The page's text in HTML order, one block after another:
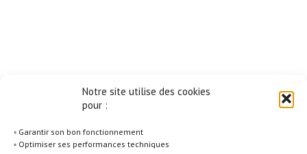
Notre site utilise des cookies
pour :
◦ Garantir son bon fonctionnement
◦ Optimiser ses performances techniques